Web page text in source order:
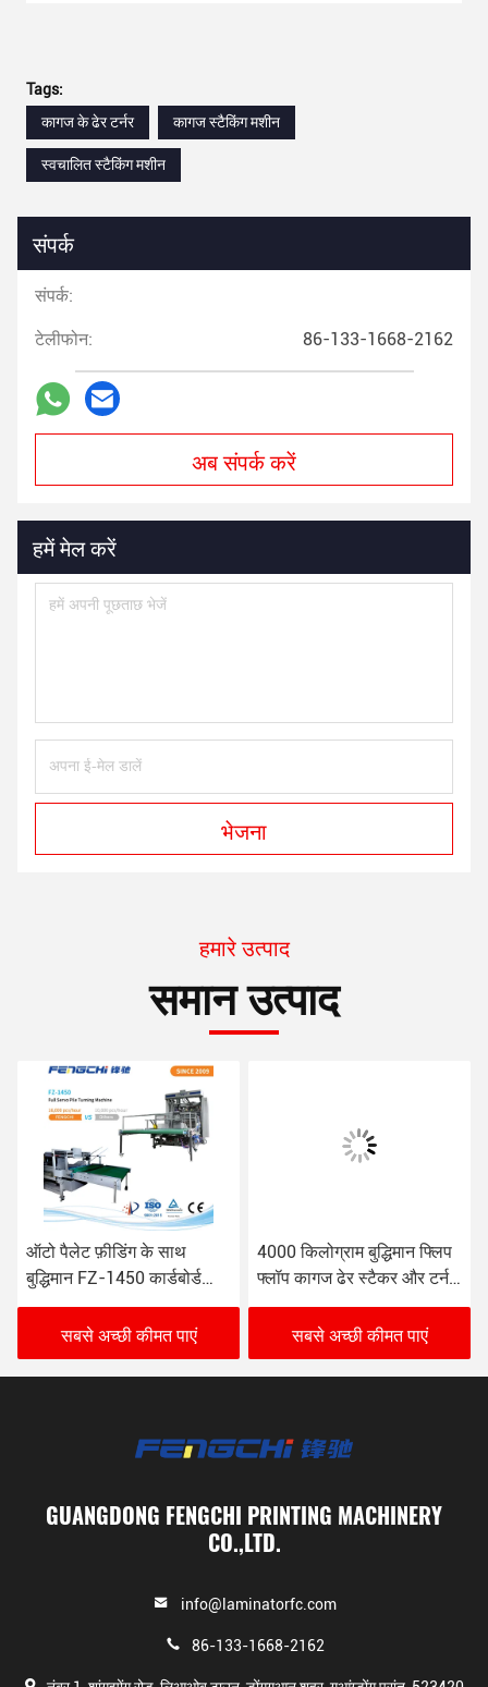
Tags:
कागज के ढेर टर्नर
कागज स्टैकिंग मशीन
स्वचालित स्टैकिंग मशीन
संपर्क
संपर्क:
टेलीफोन: 86-133-1668-2162
अब संपर्क करें
हमें मेल करें
भेजना
हमारे उत्पाद
समान उत्पाद
ऑटो पैलेट फ़ीडिंग के साथ
बुद्धिमान FZ-1450 कार्डबोर्ड
संरेखण लिथो स्टैकिंग मशीन
सबसे अच्छी कीमत पाएं
4000 किलोग्राम बुद्धिमान फ्लिप
फ्लॉप कागज ढेर स्टैकर और टर्नर
380VAC/4P
सबसे अच्छी कीमत पाएं
GUANGDONG FENGCHI PRINTING MACHINERY
CO.,LTD.
info@laminatorfc.com
86-133-1668-2162